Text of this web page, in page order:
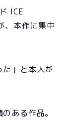
ICE
、本作に集中
た」と本人が
ある作品。